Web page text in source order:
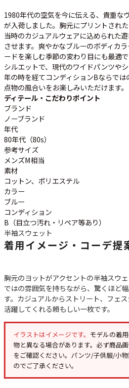
90年代 80年代
60年代 50年代
すべての年代を見る
週刊ラッシュアウト新聞
古着コラム
スタッフコーディネート
お客様の声
レビュー1万件突破
お気に入りリスト
会員登録
メルマガ登録
会社概要
店舗一覧
古着卸売
特定商取引法に基づく表示
1980年代の空気を今に伝える、貴重な
が入荷しました。胸元にプリントされ
当時のカジュアルウェアに込められた
させます。爽やかなブルーのボディカ
ードを楽しむ季節の変わり目にも最適
シルエットで、現代のワイドパンツや
年の時を経てコンディションBならで
点物の風合いをお楽しみいただけます。
ディテール・こだわりポイント
ブランド
ノーブランド
年代
80年代（80s）
参考サイズ
メンズM相当
素材
コットン、ポリエステル
カラー
ブルー
コンディション
B（目立つ汚れ・リペア等あり）
半袖スウェット
着用イメージ・コーデ提
胸元のヨットがアクセントの半袖スウ
ではの雰囲気を持ちながら、驚くほど
す。カジュアルからストリート、フェ
活躍してくれる頼もしい一枚です。
イラストはイメージです。 モデルの着
物と異なる場合があります。必ず商品
をご確認ください。パンツ/子供服/小
のでご了承ください。